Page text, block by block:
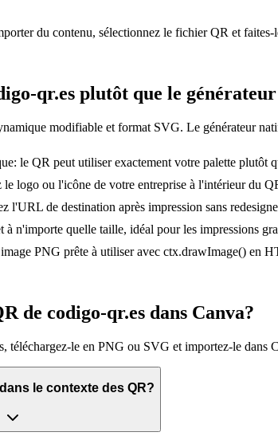
du contenu, sélectionnez le fichier QR et
qr.es plutôt que le
modifiable et format SVG. Le générateur
le QR peut utiliser exactement votre palette plutôt
le logo ou l'icône de votre entreprise à l'intérieur du
l'URL de destination après impression sans
à n'importe quelle taille, idéal pour les impressions
PNG prête à utiliser avec ctx.drawImage() en
de codigo-qr.es dans Canva?
téléchargez-le en PNG ou SVG et importez-le dans
le contexte des QR?